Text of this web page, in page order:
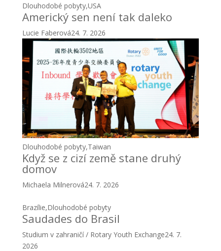
Dlouhodobé pobyty,USA
Americký sen není tak daleko
Lucie Faberová24. 7. 2026
Dlouhodobé pobyty,Taiwan
Když se z cizí země stane druhý
domov
Michaela Milnerová24. 7. 2026
Brazílie,Dlouhodobé pobyty
Saudades do Brasil
Studium v zahraničí / Rotary Youth Exchange24. 7.
2026